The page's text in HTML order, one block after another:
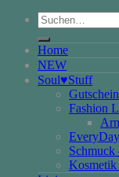
Suchen
nach:
Home
NEW
Soul♥Stuff
Fashion